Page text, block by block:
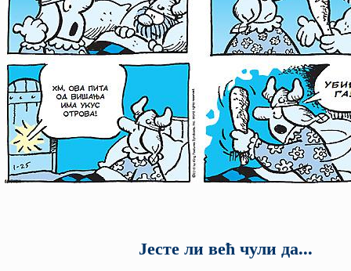
Јесте ли већ чули да...